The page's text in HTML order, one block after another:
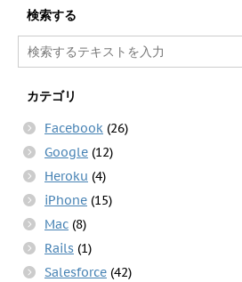
検索する
カテゴリ
Facebook (26)
Google (12)
Heroku (4)
iPhone (15)
Mac (8)
Rails (1)
Salesforce (42)